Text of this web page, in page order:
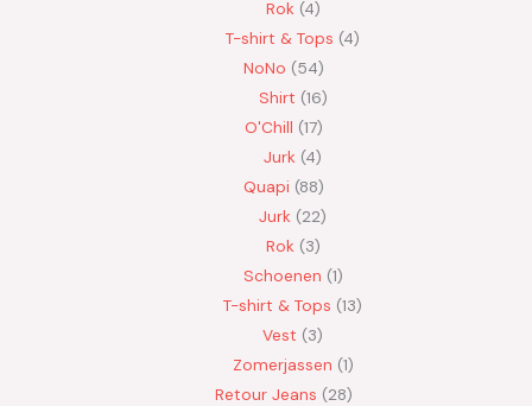
Rok 4
T-shirt & Tops 4
NoNo
54
Shirt 16
O'Chill 17
Jurk 4
Quapi 88
Jurk
22
Rok 3
Schoenen 1
T-shirt & Tops 13
Vest
3
Zomerjassen 1
Retour Jeans
28